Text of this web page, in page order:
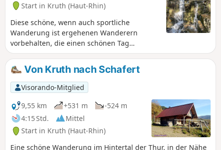
Start in Kruth (Haut-Rhin)
Diese schöne, wenn auch sportliche
Wanderung ist ergehenen Wanderern
vorbehalten, die einen schönen Tag
verbringen, das Biotop entdecken und
zahlreiche Aussichtspunkte genießen
möchten.
Von Kruth nach Schafert
Visorando-Mitglied
9,55 km
+531 m
-524 m
4:15 Std.
Mittel
Start in Kruth (Haut-Rhin)
Eine schöne Wanderung im Hintertal der Thur, in der Nähe